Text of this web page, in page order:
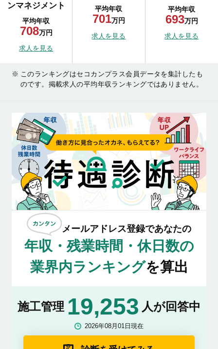
ンマネジメント
平均年収
708万円
求人を見る
平均年収
701万円
求人を見る
平均年収
693万円
求人を見る
このランキングはセコカンプラス会員データを集計したも
のです。掲載求人の平均年収ランキングではありません。
メールアドレス登録であなたの
年収・残業時間・休日数の
業界内ランキングを算出
施工管理 19,253 人が回答中
2026年08月01日現在